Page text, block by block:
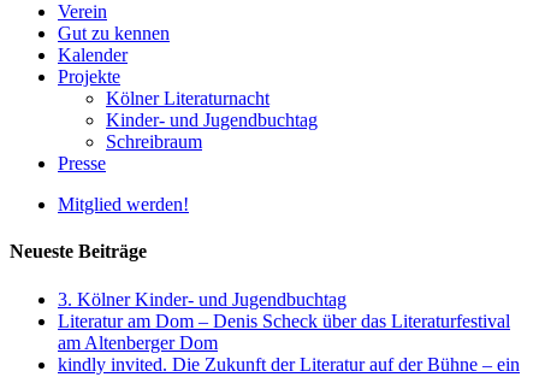
Verein
Gut zu kennen
Kalender
Projekte
Kölner Literaturnacht
Kinder- und Jugendbuchtag
Schreibraum
Presse
Mitglied werden!
Neueste Beiträge
3. Kölner Kinder- und Jugendbuchtag
Literatur am Dom – Denis Scheck über das Literaturfestival
am Altenberger Dom
kindly invited. Die Zukunft der Literatur auf der Bühne – ein